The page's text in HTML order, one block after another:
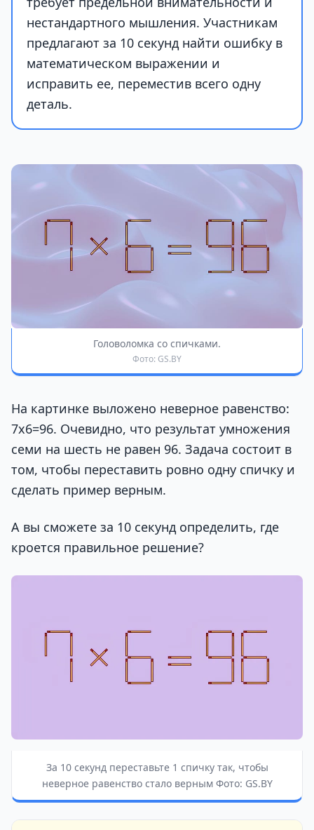
нестандартного мышления. Участникам
предлагают за 10 секунд найти ошибку в
математическом выражении и
исправить ее, переместив всего одну
деталь.
Головоломка со спичками.
Фото: GS.BY
На картинке выложено неверное равенство:
7х6=96. Очевидно, что результат умножения
семи на шесть не равен 96. Задача состоит в
том, чтобы переставить ровно одну спичку и
сделать пример верным.
А вы сможете за 10 секунд определить, где
кроется правильное решение?
За 10 секунд переставьте 1 спичку так, чтобы
неверное равенство стало верным Фото: GS.BY